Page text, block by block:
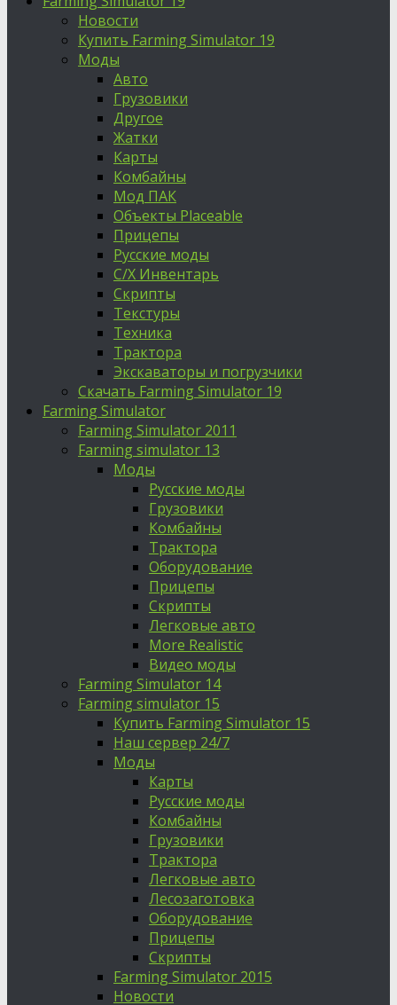
Новости
Купить Farming Simulator 19
Моды
Авто
Грузовики
Другое
Жатки
Карты
Комбайны
Мод ПАК
Объекты Placeable
Прицепы
Русские моды
С/Х Инвентарь
Скрипты
Текстуры
Техника
Трактора
Экскаваторы и погрузчики
Скачать Farming Simulator 19
Farming Simulator
Farming Simulator 2011
Farming simulator 13
Моды
Русские моды
Грузовики
Комбайны
Трактора
Оборудование
Прицепы
Скрипты
Легковые авто
More Realistic
Видео моды
Farming Simulator 14
Farming simulator 15
Купить Farming Simulator 15
Наш сервер 24/7
Моды
Карты
Русские моды
Комбайны
Грузовики
Трактора
Легковые авто
Лесозаготовка
Оборудование
Прицепы
Скрипты
Farming Simulator 2015
Новости